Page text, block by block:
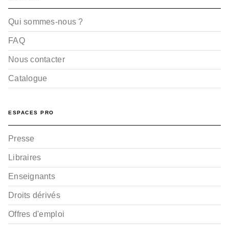
Qui sommes-nous ?
FAQ
Nous contacter
Catalogue
ESPACES PRO
Presse
Libraires
Enseignants
Droits dérivés
Offres d'emploi